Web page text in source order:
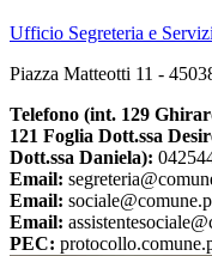
Ufficio Segreteria e
Piazza Matteotti 11 -
Telefono (int. 129
121 Foglia Dott.ssa
Dott.ssa Daniela):
Email:
Email:
Email:
PEC: